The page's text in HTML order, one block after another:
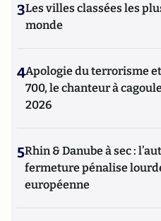
3Les villes classées les
monde
4Apologie du terrorisme
700, le chanteur à
2026
5Rhin & Danube à sec :
fermeture pénalise
européenne